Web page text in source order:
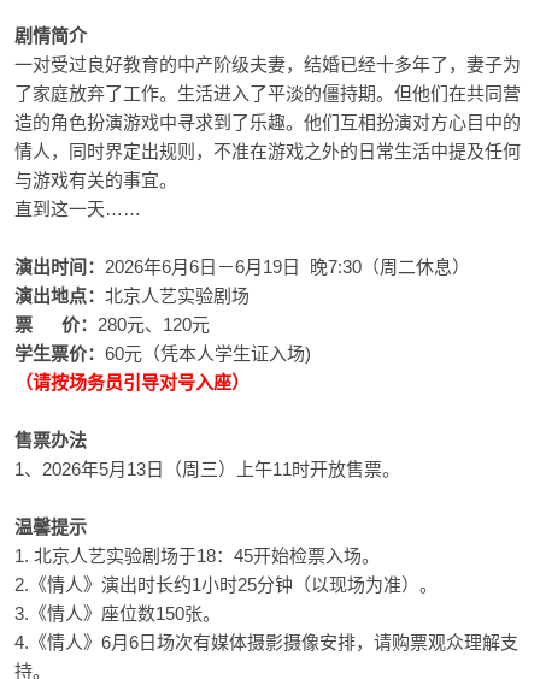
剧情简介
一对受过良好教育的中产阶级夫妻，结婚已经十多年了，妻子为
了家庭放弃了工作。生活进入了平淡的僵持期。但他们在共同营
造的角色扮演游戏中寻求到了乐趣。他们互相扮演对方心目中的
情人，同时界定出规则，不准在游戏之外的日常生活中提及任何
与游戏有关的事宜。
直到这一天……
演出时间： 2026年6月6日－6月19日 晚7:30（周二休息）
演出地点： 北京人艺实验剧场
票 价： 280元、120元
学生票价： 60元（凭本人学生证入场)
（请按场务员引导对号入座）
售票办法
1、2026年5月13日（周三）上午11时开放售票。
温馨提示
1. 北京人艺实验剧场于18：45开始检票入场。
2.《情人》演出时长约1小时25分钟（以现场为准）。
3.《情人》座位数150张。
4.《情人》6月6日场次有媒体摄影摄像安排，请购票观众理解支
持。